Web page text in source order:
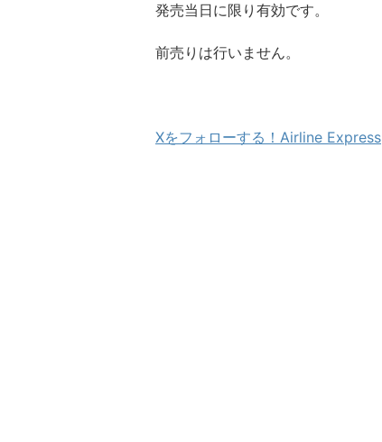
発売当日に限り有効です。
前売りは行いません。
Xをフォローする！Airline Express